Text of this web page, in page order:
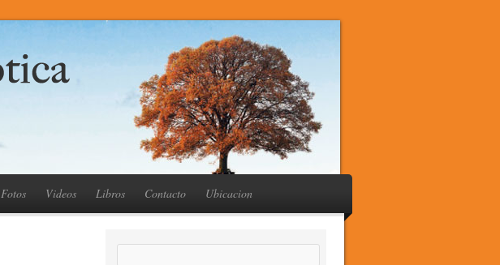
Fotos Videos Libros Contacto Ubicacion